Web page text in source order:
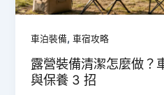
車泊裝備,車宿攻略
露營裝備清潔怎麼做？
與保養 3 招